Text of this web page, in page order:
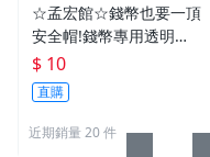
☆孟宏館☆錢幣也要一頂
安全帽!錢幣專用透明壓
克力盒收納保護盒.1枚10
元~硬幣收藏盒
$ 10
直購
近期銷量 20 件